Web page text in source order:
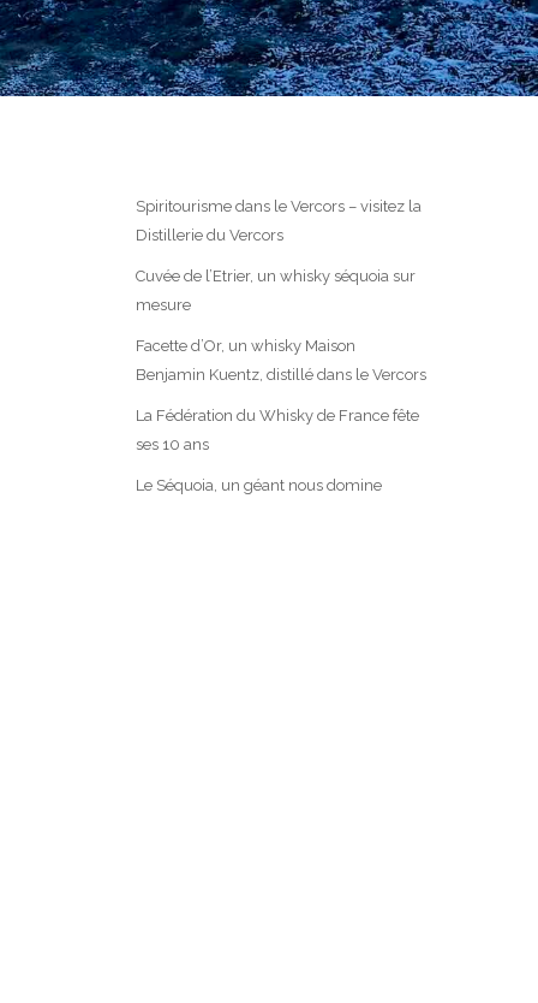
Spiritourisme dans le Vercors – visitez la
Distillerie du Vercors
Cuvée de l’Etrier, un whisky séquoia sur
mesure
Facette d’Or, un whisky Maison
Benjamin Kuentz, distillé dans le Vercors
La Fédération du Whisky de France fête
ses 10 ans
Le Séquoia, un géant nous domine